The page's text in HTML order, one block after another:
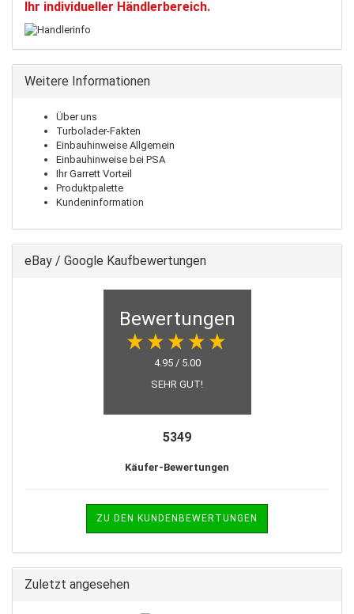
Ihr individueller Händlerbereich.
Weitere Informationen
Über uns
Turbolader-Fakten
Einbauhinweise Allgemein
Einbauhinweise bei PSA
Ihr Garrett Vorteil
Produktpalette
Kundeninformation
eBay / Google Kaufbewertungen
Bewertungen
4.95 / 5.00
SEHR GUT!
5349
Käufer-Bewertungen
ZU DEN KUNDENBEWERTUNGEN
Zuletzt angesehen